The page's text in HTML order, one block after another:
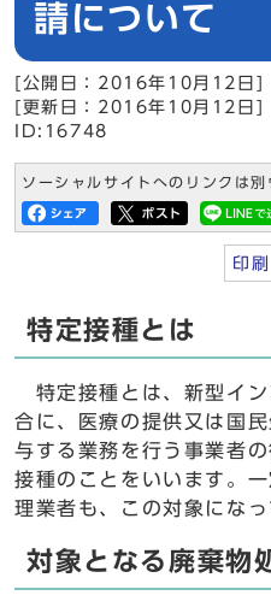
請について
[公開日：2016年10月12日]
[更新日：2016年10月12日]
ID:16748
ソーシャルサイトへのリンクは
印刷
特定接種とは
特定接種とは、新型イン
合に、医療の提供又は国
与する業務を行う事業者
接種のことをいいます。
理業者も、この対象になっ
対象となる廃棄物